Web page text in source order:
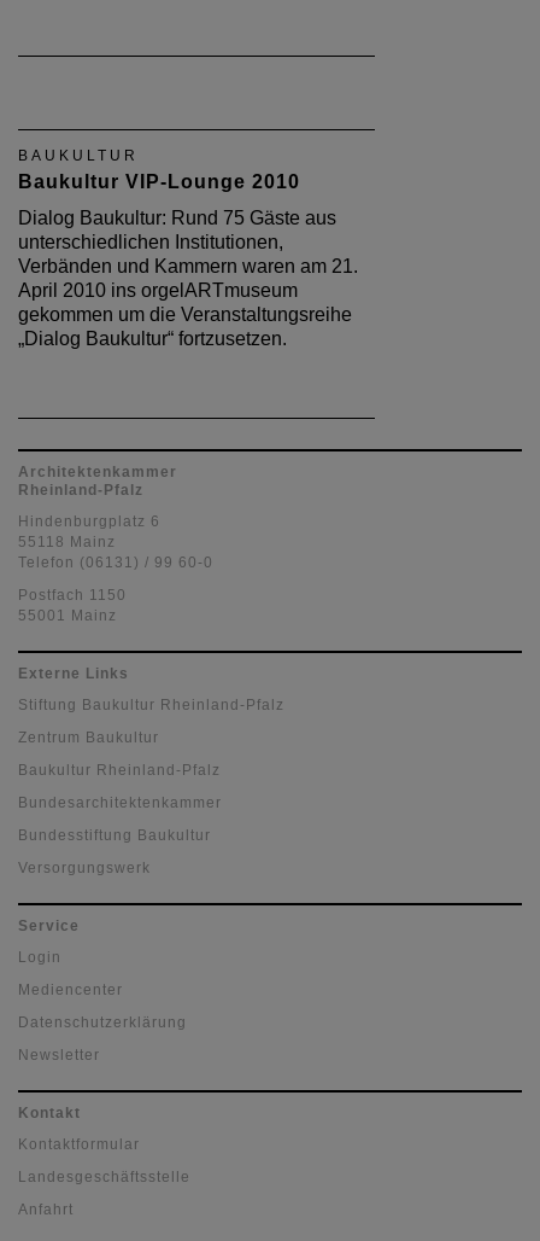
BAUKULTUR
Baukultur VIP-Lounge 2010
Dialog Baukultur: Rund 75 Gäste aus
unterschiedlichen Institutionen,
Verbänden und Kammern waren am 21.
April 2010 ins orgelARTmuseum
gekommen um die Veranstaltungsreihe
„Dialog Baukultur“ fortzusetzen.
Architektenkammer
Rheinland-Pfalz
Hindenburgplatz 6
55118 Mainz
Telefon (06131) / 99 60-0
Postfach 1150
55001 Mainz
Externe Links
Stiftung Baukultur Rheinland-Pfalz
Zentrum Baukultur
Baukultur Rheinland-Pfalz
Bundesarchitektenkammer
Bundesstiftung Baukultur
Versorgungswerk
Service
Login
Mediencenter
Datenschutzerklärung
Newsletter
Kontakt
Kontaktformular
Landesgeschäftsstelle
Anfahrt